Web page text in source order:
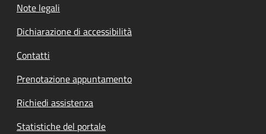
Note legali
Dichiarazione di accessibilità
Contatti
Prenotazione appuntamento
Richiedi assistenza
Statistiche del portale